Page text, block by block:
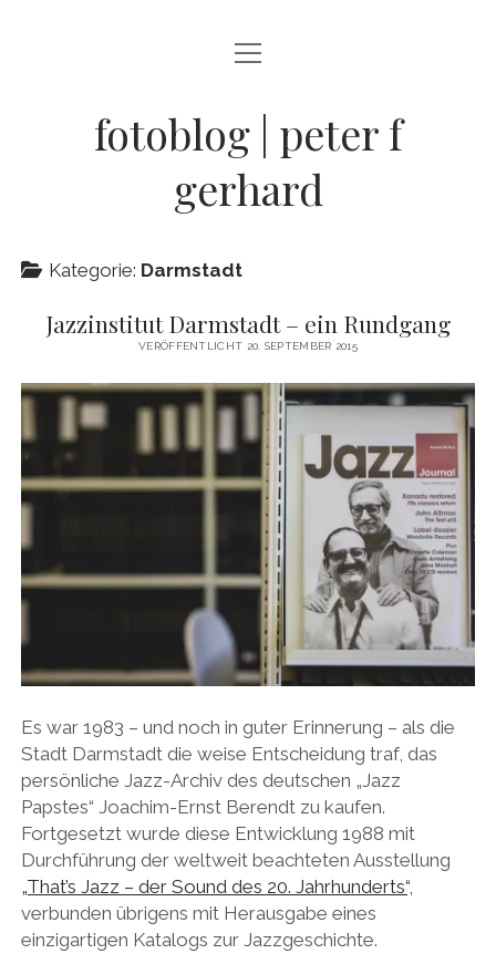
BLOG
JAZZ LIVE !
ZEN MOMENTE
INFO Menü
öffnen
DATENSCHUTZ
KONTAKT
ARCHIV
instagram
Menü
öffnen
fotoblog | peter f
gerhard
Kategorie: Darmstadt
Jazzinstitut Darmstadt – ein Rundgang
VERÖFFENTLICHT 20. SEPTEMBER 2015
Es war 1983 – und noch in guter Erinnerung – als die
Stadt Darmstadt die weise Entscheidung traf, das
persönliche Jazz-Archiv des deutschen „Jazz
Papstes“ Joachim-Ernst Berendt zu kaufen.
Fortgesetzt wurde diese Entwicklung 1988 mit
Durchführung der weltweit beachteten Ausstellung
„That’s Jazz – der Sound des 20. Jahrhunderts“,
verbunden übrigens mit Herausgabe eines
einzigartigen Katalogs zur Jazzgeschichte.